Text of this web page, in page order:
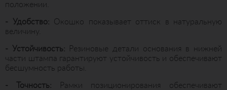
положении.
- Удобство: Окошко показывает оттиск в натуральную
величину.
- Устойчивость: Резиновые детали основания в нижней
части штампа гарантируют устойчивость и обеспечивают
бесшумность работы.
- Точность: Рамки позиционирования обеспечивают